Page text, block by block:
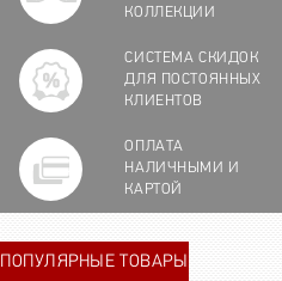
КОЛЛЕКЦИИ
СИСТЕМА СКИДОК
ДЛЯ ПОСТОЯННЫХ
КЛИЕНТОВ
ОПЛАТА
НАЛИЧНЫМИ И
КАРТОЙ
ПОПУЛЯРНЫЕ ТОВАРЫ